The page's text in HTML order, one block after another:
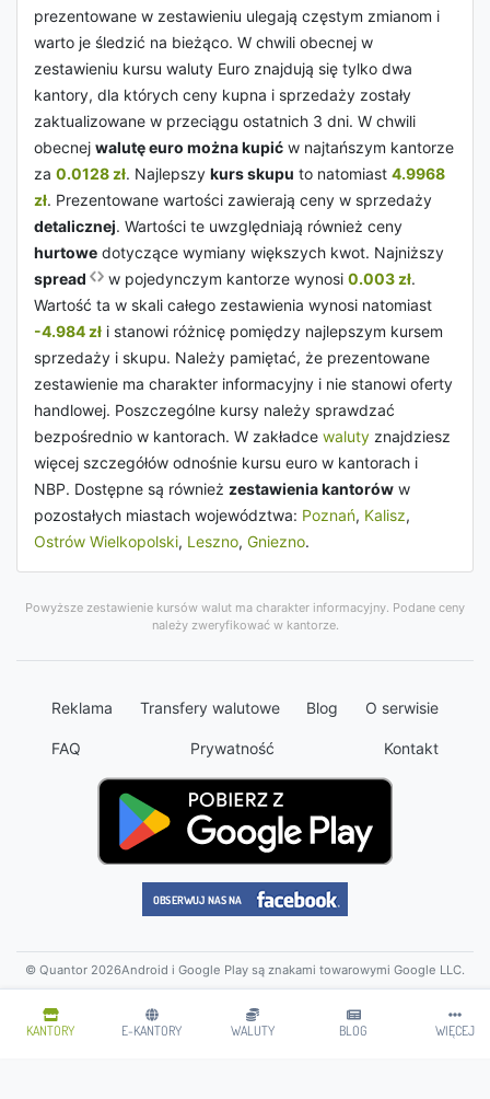
KANTORY E-KANTORY WALUTY BLOG WIĘCEJ
prezentowane w zestawieniu ulegają częstym zmianom i
warto je śledzić na bieżąco. W chwili obecnej w
zestawieniu kursu waluty Euro znajdują się tylko dwa
kantory, dla których ceny kupna i sprzedaży zostały
zaktualizowane w przeciągu ostatnich 3 dni. W chwili
obecnej walutę euro można kupić w najtańszym kantorze
za 0.0128 zł. Najlepszy kurs skupu to natomiast 4.9968
zł. Prezentowane wartości zawierają ceny w sprzedaży
detalicznej. Wartości te uwzględniają również ceny
hurtowe dotyczące wymiany większych kwot. Najniższy
spread
w pojedynczym kantorze wynosi 0.003 zł.
Wartość ta w skali całego zestawienia wynosi natomiast
-4.984 zł i stanowi różnicę pomiędzy najlepszym kursem
sprzedaży i skupu. Należy pamiętać, że prezentowane
zestawienie ma charakter informacyjny i nie stanowi oferty
handlowej. Poszczególne kursy należy sprawdzać
bezpośrednio w kantorach. W zakładce waluty znajdziesz
więcej szczegółów odnośnie kursu euro w kantorach i
NBP. Dostępne są również zestawienia kantorów w
pozostałych miastach województwa: Poznań, Kalisz,
Ostrów Wielkopolski, Leszno, Gniezno.
Powyższe zestawienie kursów walut ma charakter informacyjny. Podane ceny
należy zweryfikować w kantorze.
Reklama Transfery walutowe Blog O serwisie
FAQ Prywatność Kontakt
© Quantor 2026Android i Google Play są znakami towarowymi Google LLC.